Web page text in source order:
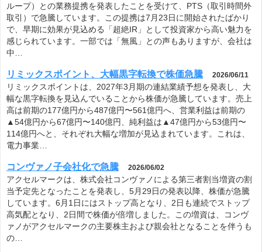
ループ）との業務提携を発表したことを受けて、PTS（取引時間外
取引）で急騰しています。この提携は7月23日に開始されたばかり
で、早期に効果が見込める「超絶IR」として投資家から高い魅力を
感じられています。一部では「無風」との声もありますが、会社は
中…
リミックスポイント、大幅黒字転換で株価急騰 2026/06/11
リミックスポイントは、2027年3月期の連結業績予想を発表し、大
幅な黒字転換を見込んでいることから株価が急騰しています。売上
高は前期の177億円から487億円〜561億円へ、営業利益は前期の
▲54億円から67億円〜140億円、純利益は▲47億円から53億円〜
114億円へと、それぞれ大幅な増加が見込まれています。これは、
電力事業…
コンヴァノ子会社化で急騰 2026/06/02
アクセルマークは、株式会社コンヴァノによる第三者割当増資の割
当予定先となったことを発表し、5月29日の発表以降、株価が急騰
しています。6月1日にはストップ高となり、2日も連続でストップ
高気配となり、2日間で株価が倍増しました。この増資は、コンヴ
ァノがアクセルマークの主要株主および親会社となることを伴うも
の…